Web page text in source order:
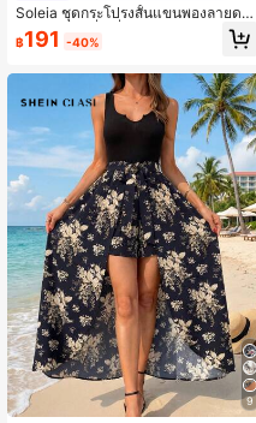
Soleia ชุดกระโปรงสั้นแขนพองลายดอ
กไม้ หน้าคอสี่เหลี่ยมเอวรัด สำหรับสุขวั
นหยุด ชุดสำหรับผู้หญิง ปีใหม่ ชุดสำหรั
฿191 -40%
9